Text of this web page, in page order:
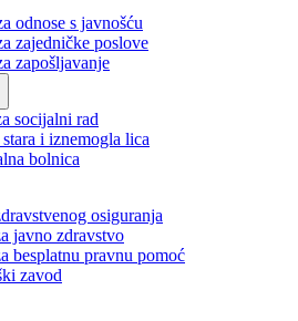
odnose s javnošću
zajedničke poslove
zapošljavanje
socijalni rad
i iznemogla lica
bolnica
osiguranja
javno zdravstvo
besplatnu pravnu pomoć